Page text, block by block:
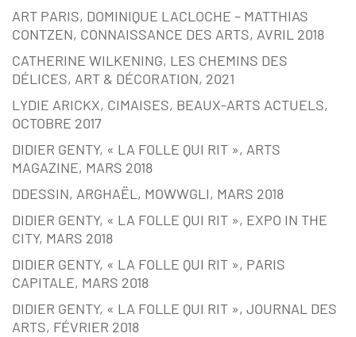
ART PARIS, DOMINIQUE LACLOCHE – MATTHIAS
CONTZEN, CONNAISSANCE DES ARTS, AVRIL 2018
CATHERINE WILKENING, LES CHEMINS DES
DÉLICES, ART & DÉCORATION, 2021
LYDIE ARICKX, CIMAISES, BEAUX-ARTS ACTUELS,
OCTOBRE 2017
DIDIER GENTY, « LA FOLLE QUI RIT », ARTS
MAGAZINE, MARS 2018
DDESSIN, ARGHAËL, MOWWGLI, MARS 2018
DIDIER GENTY, « LA FOLLE QUI RIT », EXPO IN THE
CITY, MARS 2018
DIDIER GENTY, « LA FOLLE QUI RIT », PARIS
CAPITALE, MARS 2018
DIDIER GENTY, « LA FOLLE QUI RIT », JOURNAL DES
ARTS, FÉVRIER 2018